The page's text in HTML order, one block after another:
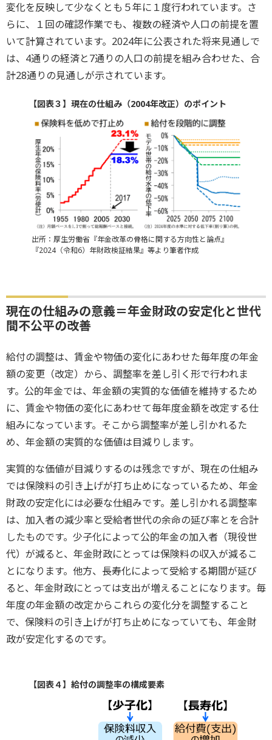
変化を反映して少なくとも５年に１度行われています。さ
らに、１回の確認作業でも、複数の経済や人口の前提を置
いて計算されています。2024年に公表された将来見通しで
は、4通りの経済と7通りの人口の前提を組み合わせた、合
計28通りの見通しが示されています。
【図表３】現在の仕組み（2004年改正）のポイント
出所：厚生労働省『年金改革の骨格に関する方向性と論点』
『2024（令和6）年財政検証結果』等より筆者作成
現在の仕組みの意義＝年金財政の安定化と世代
間不公平の改善
給付の調整は、賃金や物価の変化にあわせた毎年度の年金
額の変更（改定）から、調整率を差し引く形で行われま
す。公的年金では、年金額の実質的な価値を維持するため
に、賃金や物価の変化にあわせて毎年度金額を改定する仕
組みになっています。そこから調整率が差し引かれるた
め、年金額の実質的な価値は目減りします。
実質的な価値が目減りするのは残念ですが、現在の仕組み
では保険料の引き上げが打ち止めになっているため、年金
財政の安定化には必要な仕組みです。差し引かれる調整率
は、加入者の減少率と受給者世代の余命の延び率とを合計
したものです。少子化によって公的年金の加入者（現役世
代）が減ると、年金財政にとっては保険料の収入が減るこ
とになります。他方、長寿化によって受給する期間が延び
ると、年金財政にとっては支出が増えることになります。毎
年度の年金額の改定からこれらの変化分を調整すること
で、保険料の引き上げが打ち止めになっていても、年金財
政が安定化するのです。
【図表４】給付の調整率の構成要素